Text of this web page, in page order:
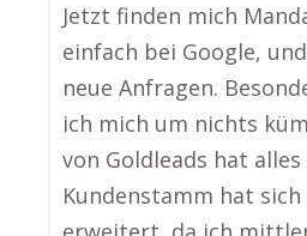
Jetzt finden mich
einfach bei Google,
neue Anfragen.
ich mich um nichts
von Goldleads hat
Kundenstamm hat